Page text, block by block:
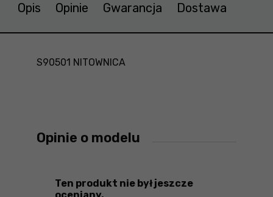
Opis Opinie Gwarancja Dostawa
S90501 NITOWNICA
Opinie o modelu
Ten produkt nie był jeszcze